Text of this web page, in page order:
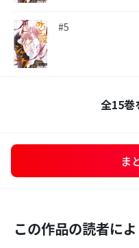
#5
全15巻
ま
この作品の読者に